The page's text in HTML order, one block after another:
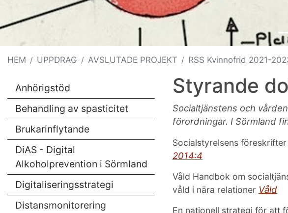
HEM UPPDRAG AVSLUTADE PROJEKT RSS Kvinnofrid 2021-
Anhörigstöd
Behandling av spasticitet
Brukarinflytande
DiAS - Digital
Alkoholprevention i Sörmland
Digitaliseringsstrategi
Distansmonitorering
Styrande
Socialtjänstens och
förordningar. I Sörmland
Socialstyrelsens
2014:4
Våld Handbok om
våld i nära relationer Våld
En nationell strategi för att